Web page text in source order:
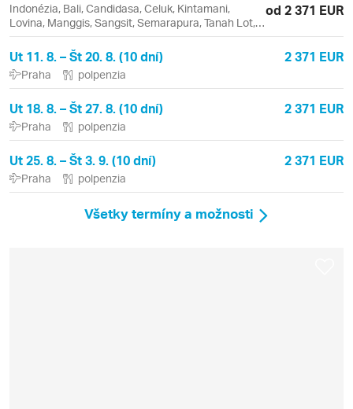
Indonézia, Bali, Candidasa, Celuk, Kintamani,
Lovina, Manggis, Sangsit, Semarapura, Tanah Lot,
Tenganan, Ubud
od 2 371 EUR
Ut 11. 8. – Št 20. 8. (10 dní) 2 371 EUR
Praha polpenzia
Ut 18. 8. – Št 27. 8. (10 dní) 2 371 EUR
Praha polpenzia
Ut 25. 8. – Št 3. 9. (10 dní) 2 371 EUR
Praha polpenzia
Všetky termíny a možnosti